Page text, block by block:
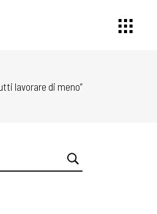
lavorare di meno”